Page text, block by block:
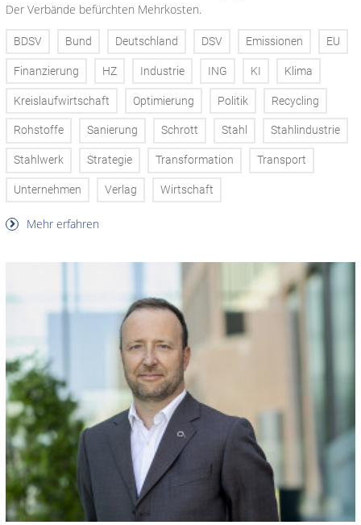
Der Verbände befürchten Mehrkosten.
BDSV Bund Deutschland DSV Emissionen EU
Finanzierung HZ Industrie ING KI Klima
Kreislaufwirtschaft Optimierung Politik Recycling
Rohstoffe Sanierung Schrott Stahl Stahlindustrie
Stahlwerk Strategie Transformation Transport
Unternehmen Verlag Wirtschaft
Mehr erfahren